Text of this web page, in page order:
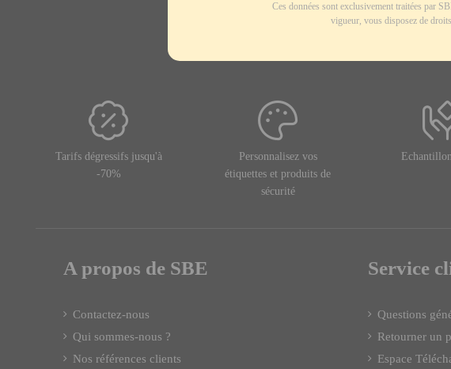
Ces données sont exclusivement traitées par
vigueur, vous disposez de
Tarifs dégressifs jusqu'à
-70%
Personnalisez vos
étiquettes et produits de
sécurité
A propos de SBE
Contactez-nous
Qui sommes-nous ?
Nos références clients
Service
Questions
Retourner un
Espace